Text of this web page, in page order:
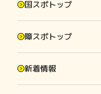
国スポトップ
障スポトップ
新着情報